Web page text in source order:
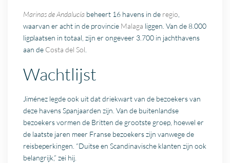
Marinas de Andalucía beheert 16 havens in de regio,
waarvan er acht in de provincie Malaga liggen. Van de 8.000
ligplaatsen in totaal, zijn er ongeveer 3.700 in jachthavens
aan de Costa del Sol.
Wachtlijst
Jiménez legde ook uit dat driekwart van de bezoekers van
deze havens Spanjaarden zijn. Van de buitenlandse
bezoekers vormen de Britten de grootste groep, hoewel er
de laatste jaren meer Franse bezoekers zijn vanwege de
reisbeperkingen. “Duitse en Scandinavische klanten zijn ook
belangrijk,” zei hij.